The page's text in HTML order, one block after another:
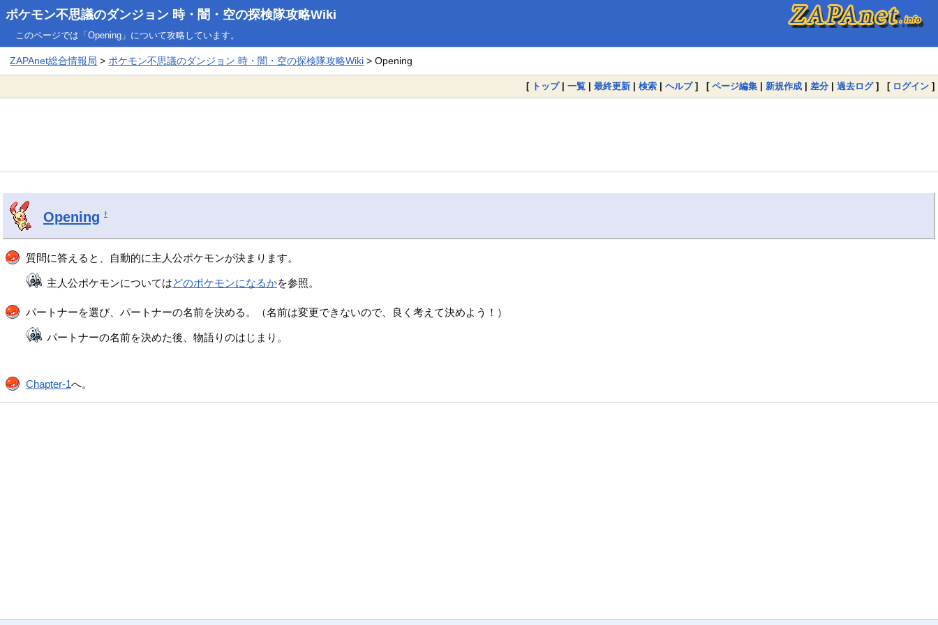
ポケモン不思議のダンジョン 時・闇・空の探検隊攻略Wiki
このページでは「Opening」について攻略しています。
ZAPAnet総合情報局 >ポケモン不思議のダンジョン 時・闇・空の探検隊攻略Wiki > Opening
[ トップ| 一覧 | 最終更新 | 検索 | ヘルプ] [ ページ編集 | 新規作成 | 差分 | 過去ログ] [ ログイン ]
Opening †
質問に答えると、自動的に主人公ポケモンが決まります。
主人公ポケモンについてはどのポケモンになるかを参照。
パートナーを選び、パートナーの名前を決める。（名前は変更できないので、良く考えて決めよう！）
パートナーの名前を決めた後、物語りのはじまり。
Chapter-1へ。